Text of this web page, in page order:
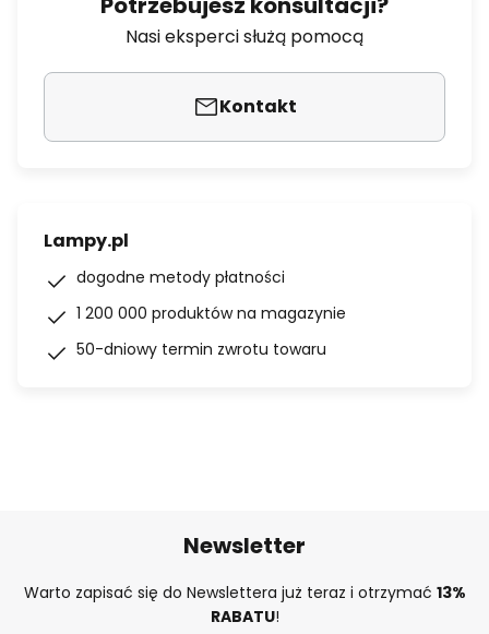
Nasi eksperci służą pomocą
Kontakt
Lampy.pl
dogodne metody płatności
1 200 000 produktów na magazynie
50-dniowy termin zwrotu towaru
Newsletter
Warto zapisać się do Newslettera już teraz i otrzymać 13%
RABATU!